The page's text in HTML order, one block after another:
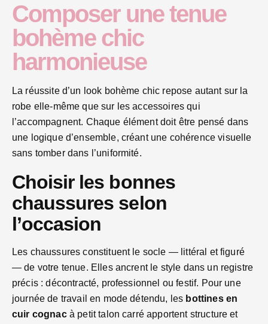
Composer une tenue
bohème chic
harmonieuse
La réussite d’un look bohème chic repose autant sur la
robe elle-même que sur les accessoires qui
l’accompagnent. Chaque élément doit être pensé dans
une logique d’ensemble, créant une cohérence visuelle
sans tomber dans l’uniformité.
Choisir les bonnes
chaussures selon
l’occasion
Les chaussures constituent le socle — littéral et figuré
— de votre tenue. Elles ancrent le style dans un registre
précis : décontracté, professionnel ou festif. Pour une
journée de travail en mode détendu, les bottines en
cuir cognacà petit talon carré apportent structure et